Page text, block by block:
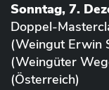
Sonntag, 7.
Doppel-
(Weingut Erwin
(Weingüter
(Österreich)